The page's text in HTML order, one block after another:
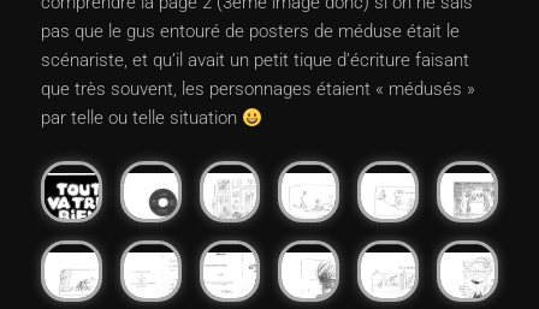
pas que le gus entouré de posters de méduse était le
scénariste, et qu’il avait un petit tique d’écriture faisant
que très souvent, les personnages étaient « médusés »
par telle ou telle situation